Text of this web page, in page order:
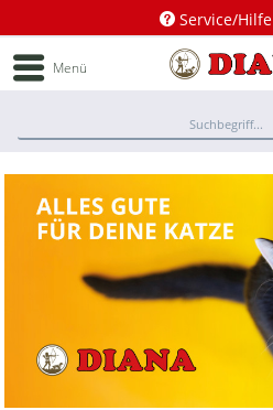
Service/Hilfe
Menü